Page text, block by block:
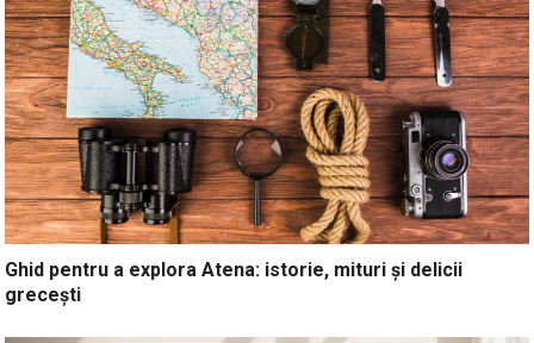
Ghid pentru a explora Atena: istorie, mituri și delicii
grecești